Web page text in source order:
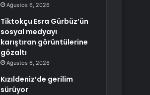
Ağustos 6, 2026
Tiktokçu Esra Gürbüz’ün
sosyal medyayı
karıştıran görüntülerine
gözaltı
Ağustos 6, 2026
Kızıldeniz’de gerilim
sürüyor